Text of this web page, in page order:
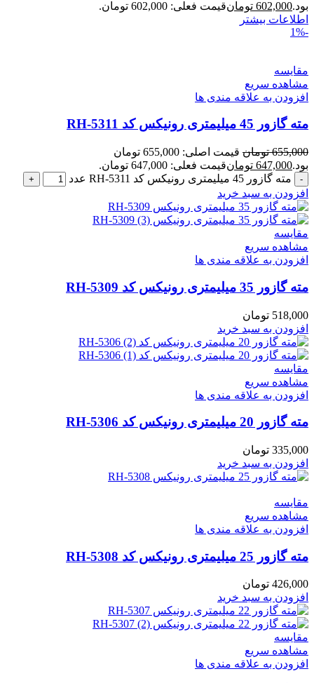
بود.602,000 تومانقیمت فعلی: 602,000 تومان.
اطلاعات بیشتر
-1%
مقایسه
مشاهده سریع
افزودن به علاقه مندی ها
مته گازور 45 میلیمتری رونیکس کد RH-5311
655,000 تومان
قیمت اصلی: 655,000 تومان
بود.647,000 تومانقیمت فعلی: 647,000 تومان.
مته گازور 45 میلیمتری رونیکس کد RH-5311 عدد
افزودن به سبد خرید
مقایسه
مشاهده سریع
افزودن به علاقه مندی ها
مته گازور 35 میلیمتری رونیکس کد RH-5309
518,000 تومان
افزودن به سبد خرید
مقایسه
مشاهده سریع
افزودن به علاقه مندی ها
مته گازور 20 میلیمتری رونیکس کد RH-5306
335,000 تومان
افزودن به سبد خرید
مقایسه
مشاهده سریع
افزودن به علاقه مندی ها
مته گازور 25 میلیمتری رونیکس کد RH-5308
426,000 تومان
افزودن به سبد خرید
مقایسه
مشاهده سریع
افزودن به علاقه مندی ها